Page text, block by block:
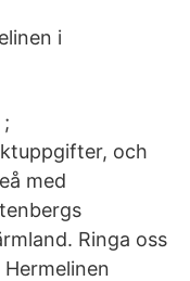
i
och
med
Ringa oss